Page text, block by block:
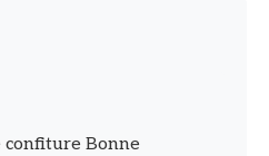
confiture Bonne